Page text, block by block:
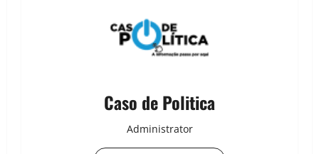
Caso de Politica
Administrator